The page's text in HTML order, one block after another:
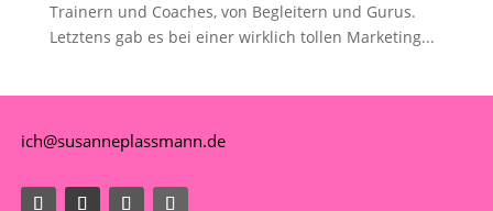
Trainern und Coaches, von Begleitern und Gurus.
Letztens gab es bei einer wirklich tollen Marketing...
ich@susanneplassmann.de